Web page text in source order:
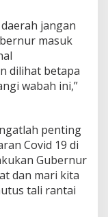
jangan
masuk
dilihat betapa
wabah ini,”
penting
Covid 19 di
Gubernur
dan mari kita
tali rantai